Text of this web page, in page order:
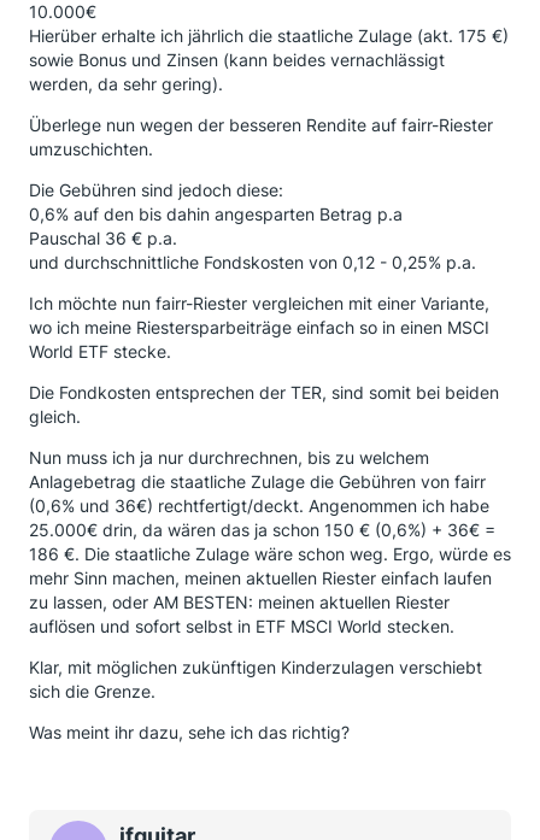
10.000€
Hierüber erhalte ich jährlich die staatliche Zulage (akt. 175 €)
sowie Bonus und Zinsen (kann beides vernachlässigt
werden, da sehr gering).
Überlege nun wegen der besseren Rendite auf fairr-Riester
umzuschichten.
Die Gebühren sind jedoch diese:
0,6% auf den bis dahin angesparten Betrag p.a
Pauschal 36 € p.a.
und durchschnittliche Fondskosten von 0,12 - 0,25% p.a.
Ich möchte nun fairr-Riester vergleichen mit einer Variante,
wo ich meine Riestersparbeiträge einfach so in einen MSCI
World ETF stecke.
Die Fondkosten entsprechen der TER, sind somit bei beiden
gleich.
Nun muss ich ja nur durchrechnen, bis zu welchem
Anlagebetrag die staatliche Zulage die Gebühren von fairr
(0,6% und 36€) rechtfertigt/deckt. Angenommen ich habe
25.000€ drin, da wären das ja schon 150 € (0,6%) + 36€ =
186 €. Die staatliche Zulage wäre schon weg. Ergo, würde es
mehr Sinn machen, meinen aktuellen Riester einfach laufen
zu lassen, oder AM BESTEN: meinen aktuellen Riester
auflösen und sofort selbst in ETF MSCI World stecken.
Klar, mit möglichen zukünftigen Kinderzulagen verschiebt
sich die Grenze.
Was meint ihr dazu, sehe ich das richtig?